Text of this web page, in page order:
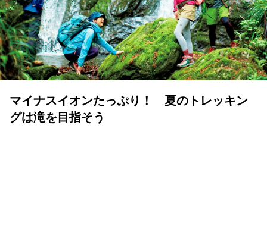
マイナスイオンたっぷり！ 夏のトレッキン
グは滝を目指そう